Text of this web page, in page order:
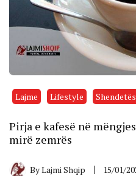
Lajme Lifestyle
Pirja e kafesë në
mirë zemrës
ByLajmi Shqip 15/01/